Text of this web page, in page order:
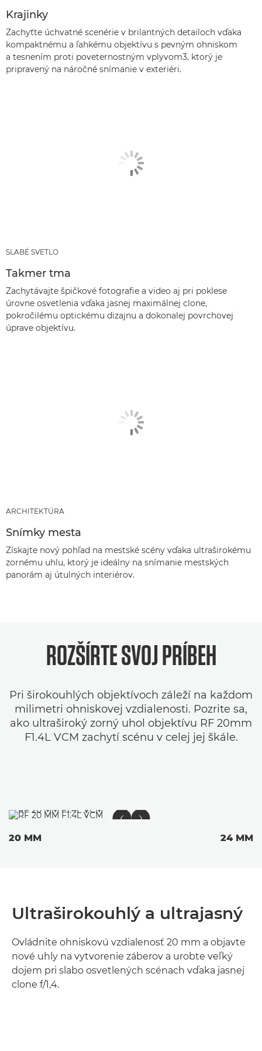
Krajinky
Zachyťte úchvatné scenérie v brilantných detailoch vďaka
kompaktnému a ľahkému objektívu s pevným ohniskom
a tesnením proti poveternostným vplyvom3, ktorý je
pripravený na náročné snímanie v exteriéri.
SLABÉ SVETLO
Takmer tma
Zachytávajte špičkové fotografie a video aj pri poklese
úrovne osvetlenia vďaka jasnej maximálnej clone,
pokročilému optickému dizajnu a dokonalej povrchovej
úprave objektívu.
ARCHITEKTÚRA
Snímky mesta
Získajte nový pohľad na mestské scény vďaka ultraširokému
zornému uhlu, ktorý je ideálny na snímanie mestských
panorám aj útulných interiérov.
ROZŠÍRTE SVOJ PRÍBEH
Pri širokouhlých objektívoch záleží na každom
milimetri ohniskovej vzdialenosti. Pozrite sa,
ako ultraširoký zorný uhol objektívu RF 20mm
F1.4L VCM zachytí scénu v celej jej škále.
20 MM 24 MM
Ultraširokouhlý a ultrajasný
Ovládnite ohniskovú vzdialenosť 20 mm a objavte
nové uhly na vytvorenie záberov a urobte veľký
dojem pri slabo osvetlených scénach vďaka jasnej
clone f/1,4.